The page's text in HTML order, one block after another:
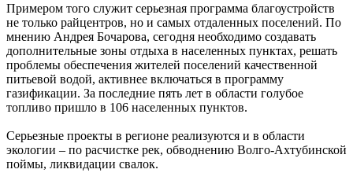
Примером того служит серьезная программа благоустройств
не только райцентров, но и самых отдаленных поселений. По
мнению Андрея Бочарова, сегодня необходимо создавать
дополнительные зоны отдыха в населенных пунктах, решать
проблемы обеспечения жителей поселений качественной
питьевой водой, активнее включаться в программу
газификации. За последние пять лет в области голубое
топливо пришло в 106 населенных пунктов.
Серьезные проекты в регионе реализуются и в области
экологии – по расчистке рек, обводнению Волго-Ахтубинской
поймы, ликвидации свалок.